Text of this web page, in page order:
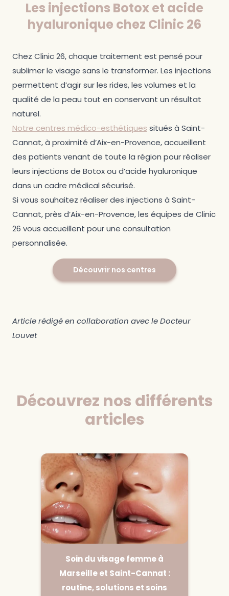
Les injections Botox et acide
hyaluronique chez Clinic 26
Chez Clinic 26, chaque traitement est pensé pour
sublimer le visage sans le transformer. Les injections
permettent d’agir sur les rides, les volumes et la
qualité de la peau tout en conservant un résultat
naturel.
Notre centres médico-esthétiques situés à Saint-
Cannat, à proximité d’Aix-en-Provence, accueillent
des patients venant de toute la région pour réaliser
leurs injections de Botox ou d’acide hyaluronique
dans un cadre médical sécurisé.
Si vous souhaitez réaliser des injections à Saint-
Cannat, près d’Aix-en-Provence, les équipes de Clinic
26 vous accueillent pour une consultation
personnalisée.
Découvrir nos centres
Article rédigé en collaboration avec le Docteur
Louvet
Découvrez nos différents
articles
Soin du visage femme à
Marseille et Saint-Cannat :
routine, solutions et soins